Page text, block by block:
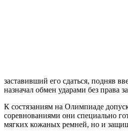
заставивший его сдаться, подняв
назначал обмен ударами без
К состязаниям на Олимпиаде
соревнованиями они специально
мягких кожаных ремней, но и